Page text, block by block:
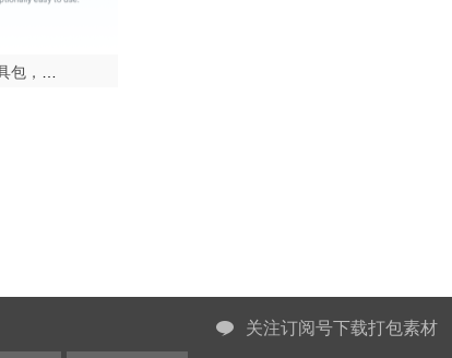
独特，时尚且超大的UI工具包，包含100多种移动应用模板.Brake UI Kit 2.0
关注订阅号下载打包素材